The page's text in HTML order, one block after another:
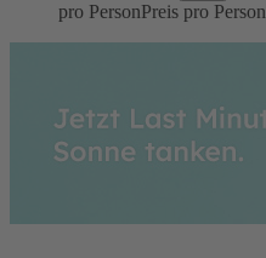
pro PersonPreis pro Person